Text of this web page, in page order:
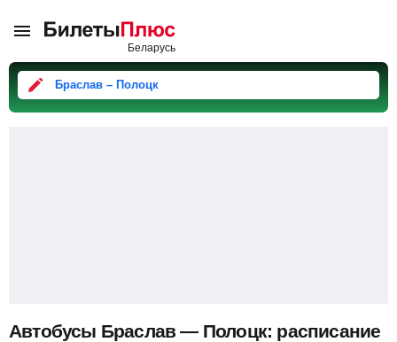
Браслав – Полоцк
Автобусы Браслав — Полоцк: расписание